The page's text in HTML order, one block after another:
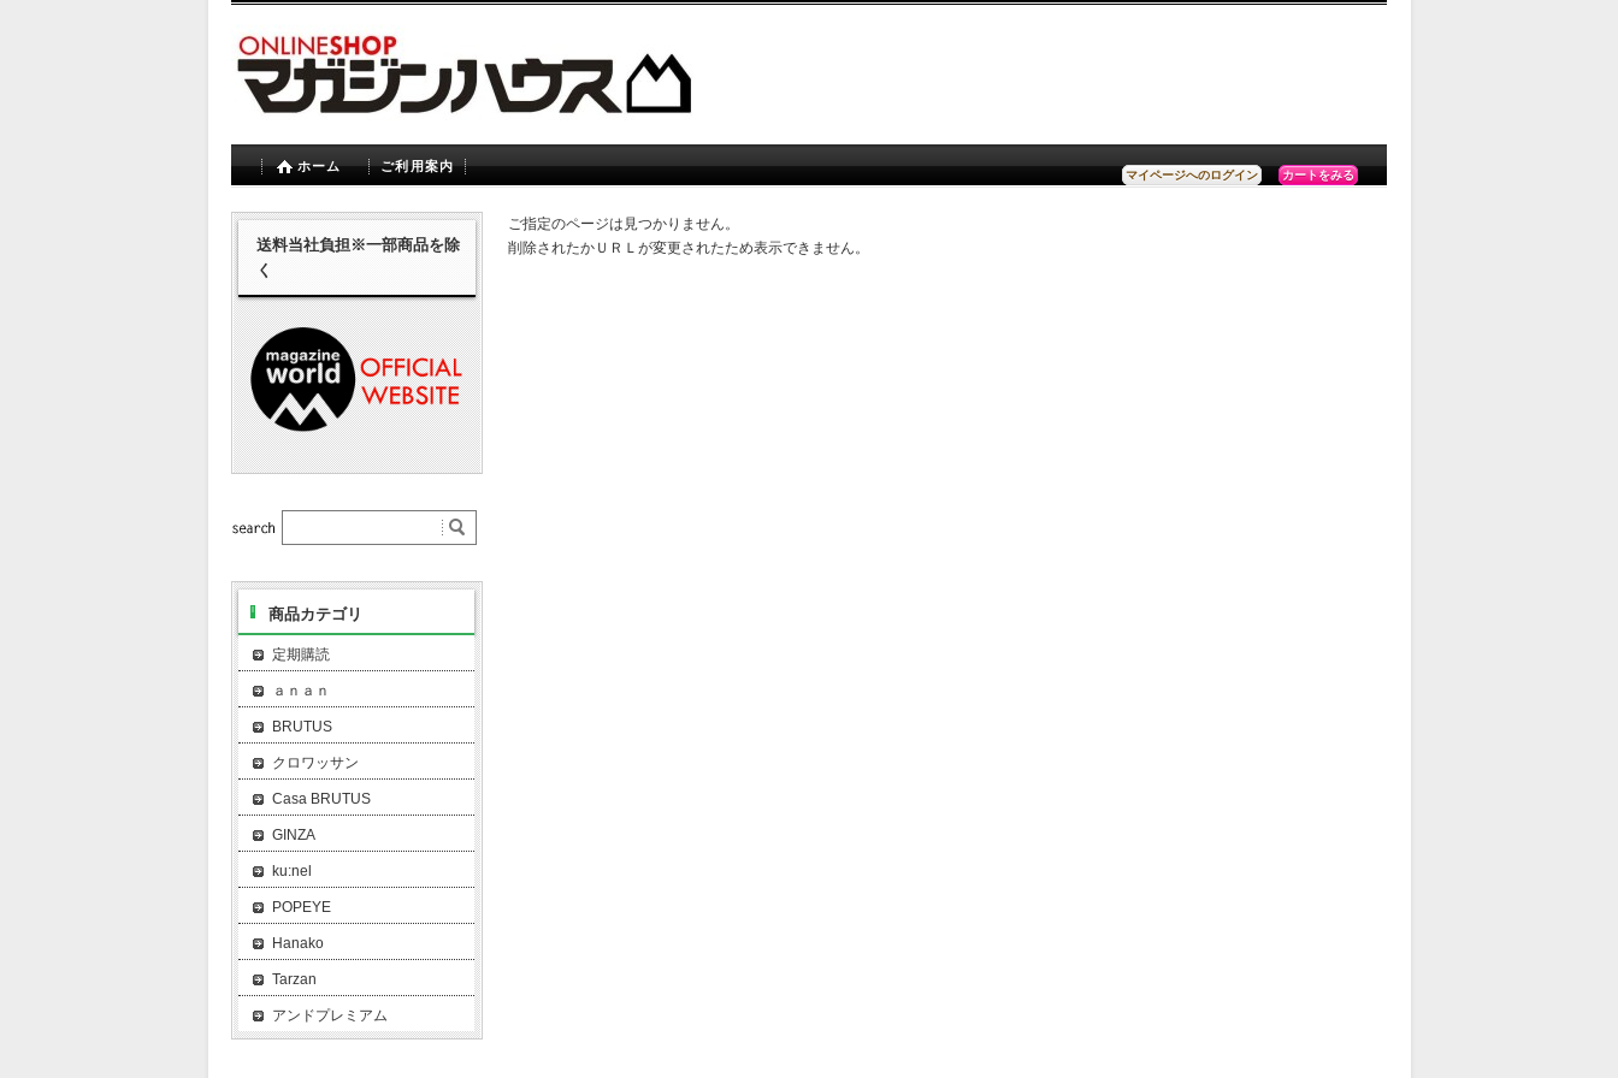
マイページへのログイン カートをみる
ホーム ご利用案内
ご指定のページは見つかりません。
削除されたかＵＲＬが変更されたため表示できません。
送料当社負担※一部商品を除
く
商品カテゴリ
定期購読
ａｎａｎ
BRUTUS
クロワッサン
Casa BRUTUS
GINZA
ku:nel
POPEYE
Hanako
Tarzan
アンドプレミアム